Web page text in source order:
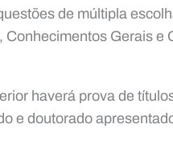
de múltipla
Conhecimentos Gerais e
haverá prova de
e doutorado